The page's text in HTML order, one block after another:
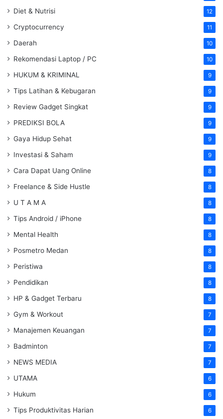
Diet & Nutrisi 12
Cryptocurrency 11
Daerah 10
Rekomendasi Laptop / PC 10
HUKUM & KRIMINAL 9
Tips Latihan & Kebugaran 9
Review Gadget Singkat 9
PREDIKSI BOLA 9
Gaya Hidup Sehat 9
Investasi & Saham 9
Cara Dapat Uang Online 8
Freelance & Side Hustle 8
U T A M A 8
Tips Android / iPhone 8
Mental Health 8
Posmetro Medan 8
Peristiwa 8
Pendidikan 8
HP & Gadget Terbaru 8
Gym & Workout 7
Manajemen Keuangan 7
Badminton 7
NEWS MEDIA 7
UTAMA 6
Hukum 6
Tips Produktivitas Harian 6